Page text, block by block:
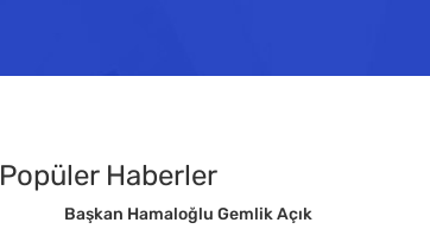
Popüler Haberler
Başkan Hamaloğlu Gemlik Açık